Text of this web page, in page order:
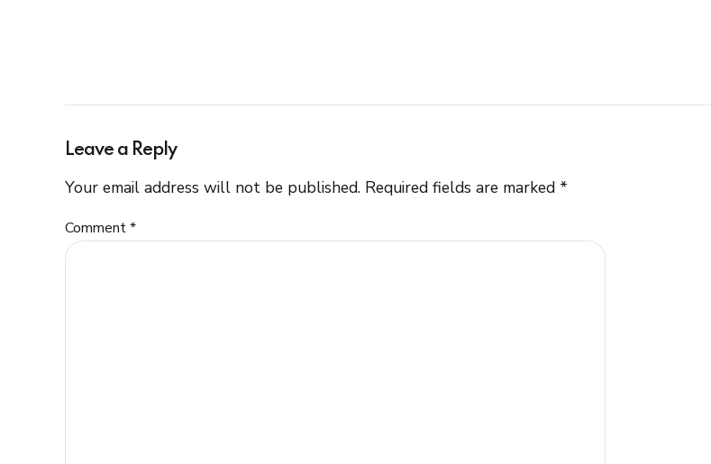
Leave a Reply
Your email address will not be published. Required fields are marked *
Comment*